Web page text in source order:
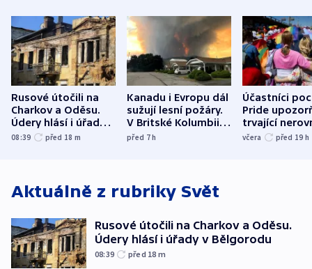
Rusové útočili na
Charkov a Oděsu.
Údery hlásí i úřady v
Bělgorodu
08:39 před 18 m
Kanadu i Evropu dál
sužují lesní požáry.
V Britské Kolumbii
evakuovali tisíce lidí
před 7h
Účastníci
Pride
trvající
včera před 19 h
Aktuálně z rubriky Svět
Rusové útočili na Charkov a Oděsu.
Údery hlásí i úřady v Bělgorodu
08:39 před 18 m